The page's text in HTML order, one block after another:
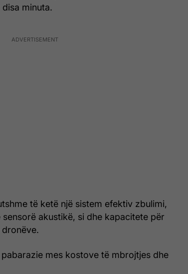
minuta.
të ketë një sistem efektiv zbulimi,
akustikë, si dhe kapacitete për
mes kostove të mbrojtjes dhe